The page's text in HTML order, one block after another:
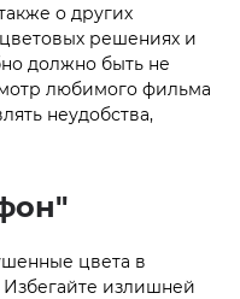
о других
решениях и
должно быть не
любимого фильма
неудобства,
цвета в
излишней